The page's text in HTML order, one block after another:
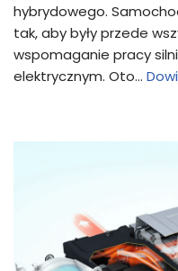
hybrydowego.
tak, aby były przede
wspomaganie pracy
elektrycznym. Oto…